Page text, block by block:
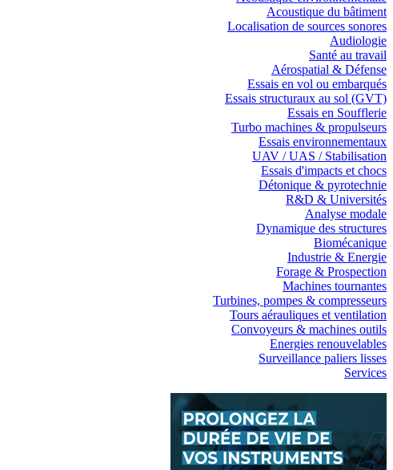
Acoustique du bâtiment
Localisation de sources sonores
Audiologie
Santé au travail
Aérospatial & Défense
Essais en vol ou embarqués
Essais structuraux au sol (GVT)
Essais en Soufflerie
Turbo machines & propulseurs
Essais environnementaux
UAV / UAS / Stabilisation
Essais d'impacts et chocs
Détonique & pyrotechnie
R&D & Universités
Analyse modale
Dynamique des structures
Biomécanique
Industrie & Energie
Forage & Prospection
Machines tournantes
Turbines, pompes & compresseurs
Tours aérauliques et ventilation
Convoyeurs & machines outils
Energies renouvelables
Surveillance paliers lisses
Services